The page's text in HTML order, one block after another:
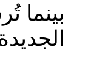
بينما